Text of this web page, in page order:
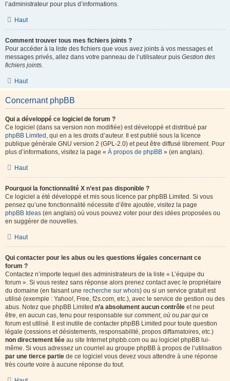
l’administrateur pour plus d’informations.
Haut
Comment trouver tous mes fichiers joints ?
Pour accéder à la liste des fichiers que vous avez joints à vos messages et
messages privés, allez dans votre panneau de l’utilisateur puis Gestion des
fichiers joints.
Haut
Concernant phpBB
Qui a développé ce logiciel de forum ?
Ce logiciel (dans sa version non modifiée) est développé et distribué par
phpBB Limited , qui en a les droits d’auteur. Il est publié sous la licence
publique générale GNU version 2 (GPL-2.0) et peut être diffusé librement. Pour
plus d’informations, visitez la page « À propos de phpBB » (en anglais).
Haut
Pourquoi la fonctionnalité X n’est pas disponible ?
Ce logiciel a été développé et mis sous licence par phpBB Limited. Si vous
pensez qu’une fonctionnalité nécessite d’être ajoutée, visitez la page
phpBB Ideas (en anglais) où vous pouvez voter pour des idées proposées ou
en suggérer de nouvelles.
Haut
Qui contacter pour les abus ou les questions légales concernant ce
forum ?
Contactez n’importe lequel des administrateurs de la liste « L’équipe du
forum ». Si vous restez sans réponse alors prenez contact avec le propriétaire
du domaine (en faisant une recherche sur whois) ou si un service gratuit est
utilisé (exemple : Yahoo!, Free, f2s.com, etc.), avec le service de gestion ou des
abus. Notez que phpBB Limited n’a absolument aucun contrôle et ne peut
être, en aucun cas, tenu pour responsable sur comment, où ou par qui ce
forum est utilisé. Il est inutile de contacter phpBB Limited pour toute question
légale (cessions et désistements, responsabilité, propos diffamatoires, etc.)
non directement liée au site Internet phpbb.com ou au logiciel phpBB lui-
même. Si vous adressez un courriel au groupe phpBB à propos de l’utilisation
par une tierce partie de ce logiciel vous devez vous attendre à une réponse
très courte voire à aucune réponse du tout.